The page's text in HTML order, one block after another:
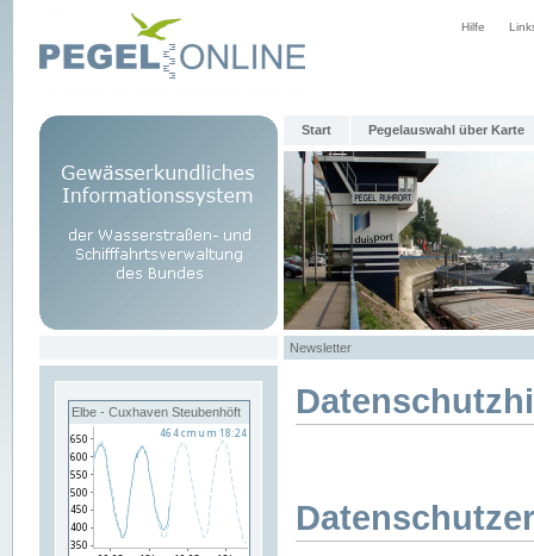
Hilfe
Start Pegelauswahl über Karte
Newsletter
Elbe - Cuxhaven Steubenhöft